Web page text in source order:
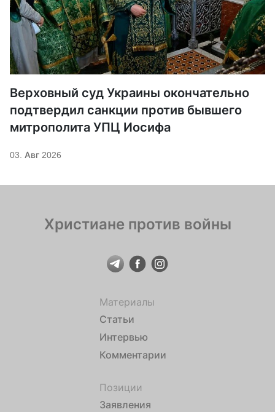
Верховный суд Украины окончательно
подтвердил санкции против бывшего
митрополита УПЦ Иосифа
03. Авг 2026
Христиане против войны
Материалы
Статьи
Интервью
Комментарии
Позиции
Заявления